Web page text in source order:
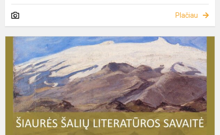
Plačiau